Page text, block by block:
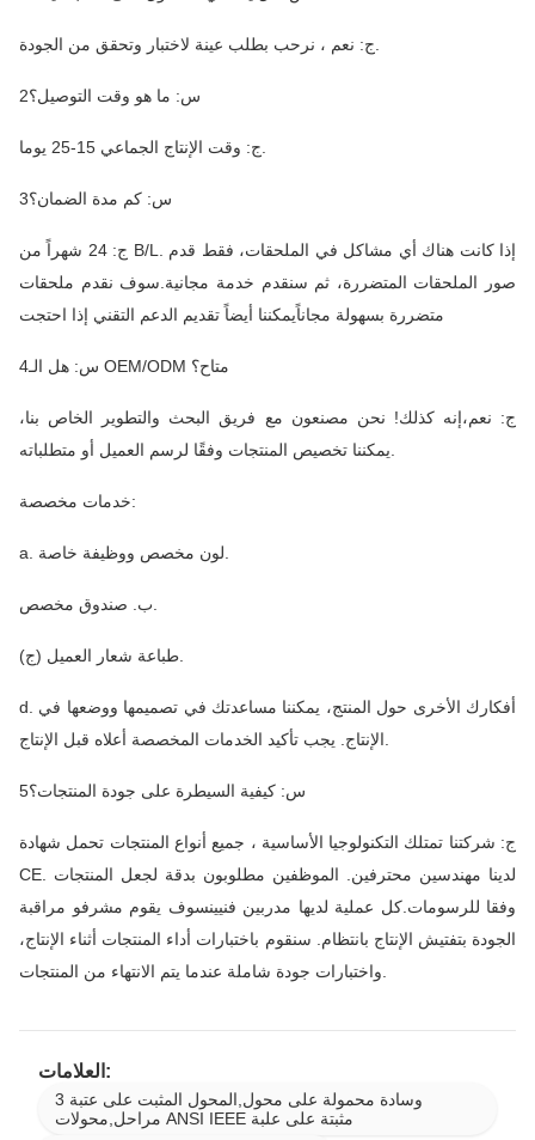
2س: ما هو وقت التوصيل؟
3س: كم مدة الضمان؟
ج: 24 شهراً من B/L. إذا كانت هناك أي مشاكل في الملحقات، فقط قدم
صور الملحقات المتضررة، ثم سنقدم خدمة مجانية.سوف نقدم ملحقات
متضررة بسهولة مجاناًيمكننا أيضاً تقديم الدعم التقني إذا احتجت
4س: هل الـ OEM/ODM متاح؟
ج: نعم،إنه كذلك! نحن مصنعون مع فريق البحث والتطوير الخاص بنا،
خدمات مخصصة:
d. أفكارك الأخرى حول المنتج، يمكننا مساعدتك في تصميمها ووضعها في
5س: كيفية السيطرة على جودة المنتجات؟
ج: شركتنا تمتلك التكنولوجيا الأساسية ، جميع أنواع المنتجات تحمل شهادة
CE. لدينا مهندسين محترفين. الموظفين مطلوبون بدقة لجعل المنتجات
وفقا للرسومات.كل عملية لديها مدربين فنيينسوف يقوم مشرفو مراقبة
الجودة بتفتيش الإنتاج بانتظام. سنقوم باختبارات أداء المنتجات أثناء الإنتاج،
العلامات:
وسادة محمولة على محول,المحول المثبت على عتبة 3
مراحل,محولات ANSI IEEE مثبتة على علبة